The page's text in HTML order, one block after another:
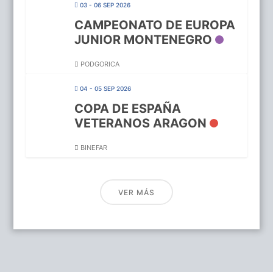
03 - 06 SEP 2026
CAMPEONATO DE EUROPA
JUNIOR MONTENEGRO
PODGORICA
04 - 05 SEP 2026
COPA DE ESPAÑA
VETERANOS ARAGON
BINEFAR
VER MÁS